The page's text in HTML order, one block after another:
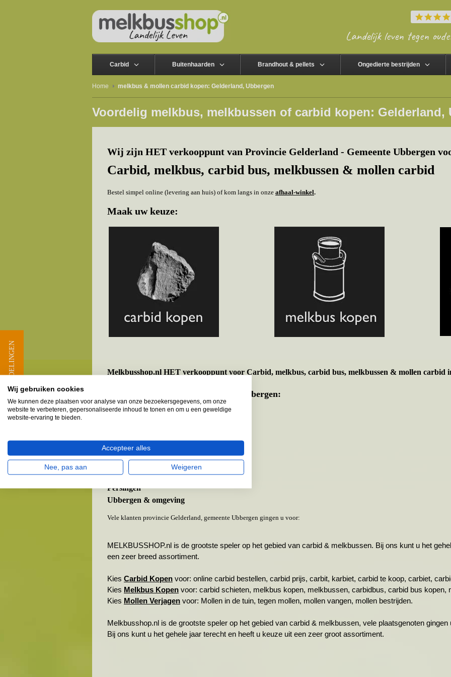
Landelijk leven tegen
Carbid Buitenhaarden Brandhout & pellets Ongedierte bestrijden
Home melkbus & mollen carbid kopen: Gelderland, Ubbergen
Voordelig melkbus, melkbussen of carbid kopen: Gelderland,
Wij zijn HET verkooppunt van Provincie Gelderland - Gemeente Ubbergen
Carbid, melkbus, carbid bus, melkbussen & mollen carbid
Bestel simpel online (levering aan huis) of kom langs in onze afhaal-winkel.
Maak uw keuze:
Melkbusshop.nl HET verkooppunt voor Carbid, melkbus, carbid bus, melkbussen & mollen carbid
Provincie Gelderland - Gemeente Ubbergen:
Erlecom
Kekerdom
Leuth
Ooij
Persingen
Ubbergen & omgeving
Vele klanten provincie Gelderland, gemeente Ubbergen gingen u voor:
MELKBUSSHOP.nl is de grootste speler op het gebied van carbid & melkbussen. Bij ons kunt u het
een zeer breed assortiment.
Kies Carbid Kopen voor: online carbid bestellen, carbid prijs, carbit, karbiet, carbid te koop, carbiet,
Kies Melkbus Kopen voor: carbid schieten, melkbus kopen, melkbussen, carbidbus, carbid bus kopen,
Kies Mollen Verjagen voor: Mollen in de tuin, tegen mollen, mollen vangen, mollen bestrijden.
Melkbusshop.nl is de grootste speler op het gebied van carbid & melkbussen, vele plaatsgenoten gingen
Bij ons kunt u het gehele jaar terecht en heeft u keuze uit een zeer groot assortiment.
★ BEOORDELINGEN
Wij gebruiken cookies
We kunnen deze plaatsen voor analyse van onze bezoekersgegevens, om onze
website te verbeteren, gepersonaliseerde inhoud te tonen en om u een geweldige
website-ervaring te bieden.
Accepteer alles
Nee, pas aan Weigeren